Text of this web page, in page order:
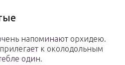
напоминают орхидею.
к околодольным
один.